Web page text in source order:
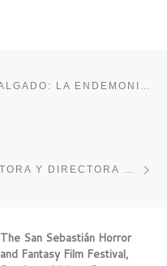
ENCUENTRO CON LA PRODUCTORA Y DIRECTORA MAR TARGARONA
The San Sebastián Horror
and Fantasy Film Festival,